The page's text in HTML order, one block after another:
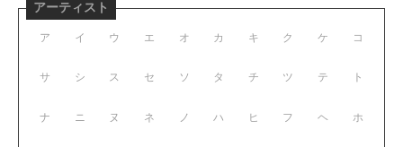
アーティスト
ア イ ウ エ オ
サ シ ス セ ソ
ナ ニ ヌ ネ ノ
カ キ ク ケ コ
タ チ ツ テ ト
ハ ヒ フ ヘ ホ